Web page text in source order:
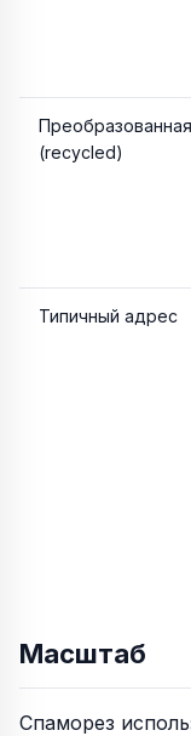
Преобразованная
(recycled)
Типичный адрес
Масштаб
Спаморез